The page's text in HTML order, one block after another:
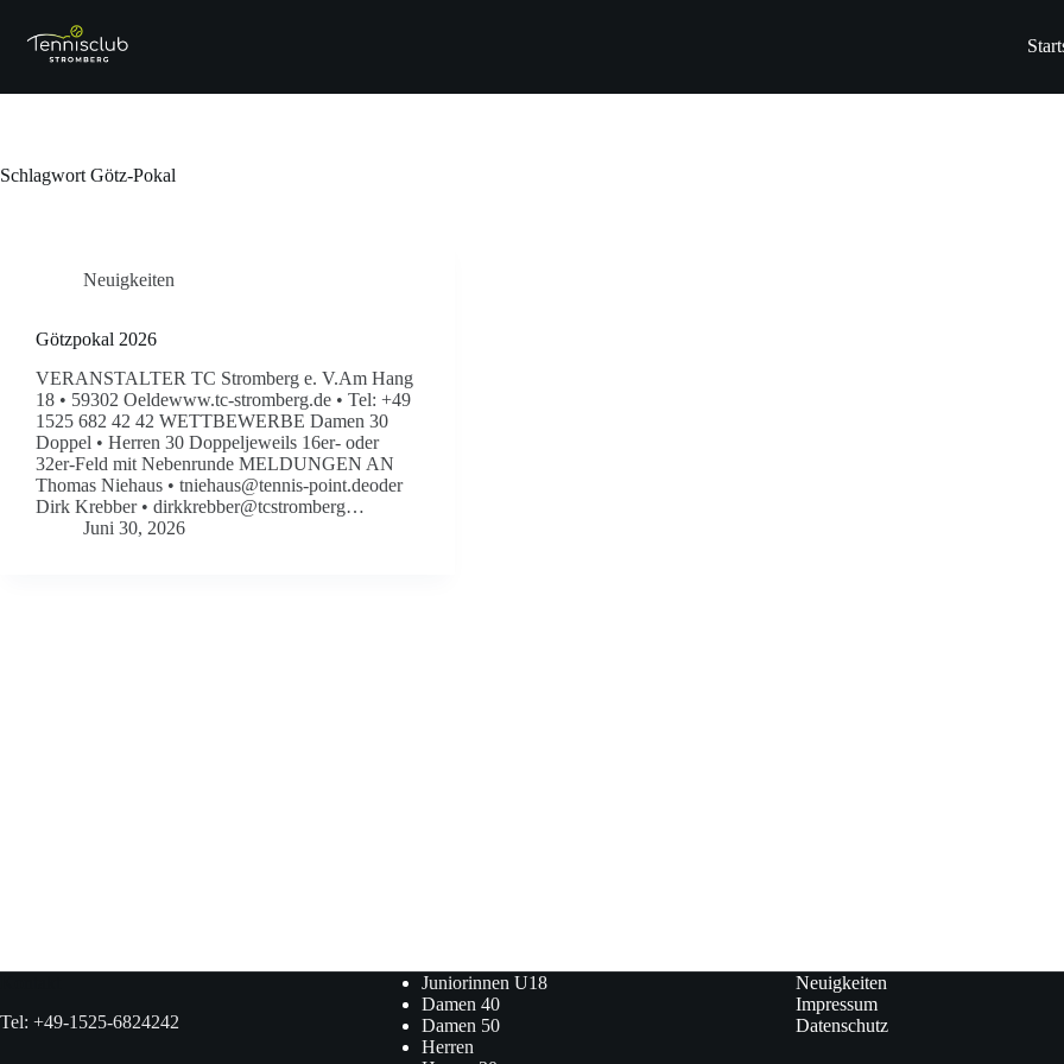
Inhalt
springen
Schlagwort Götz-Pokal
Neuigkeiten
Götzpokal 2026
VERANSTALTER TC Stromberg e. V.Am Hang
18 • 59302 Oeldewww.tc-stromberg.de • Tel: +49
1525 682 42 42 WETTBEWERBE Damen 30
Doppel • Herren 30 Doppeljeweils 16er- oder
32er-Feld mit Nebenrunde MELDUNGEN AN
Thomas Niehaus • tniehaus@tennis-point.deoder
Dirk Krebber • dirkkrebber@tcstromberg…
Juni 30, 2026
Tel: +49-1525-6824242
Juniorinnen U18
Damen 40
Damen 50
Herren
Neuigkeiten
Impressum
Datenschutz